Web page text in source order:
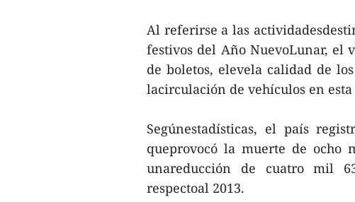
Al referirse a las
festivos del Año NuevoLunar, el
de boletos, elevela calidad de
lacirculación de vehículos en esta
Segúnestadísticas, el país
queprovocó la muerte de ocho
unareducción de cuatro mil
respectoal 2013.